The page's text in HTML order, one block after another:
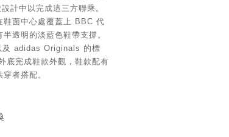
計中以完成這三方聯乘。
鞋面中心處覆蓋上 BBC 代
透明的淡藍色鞋帶支撐。
及 adidas Originals 的標
底完成鞋款外觀，鞋款配有
者搭配。